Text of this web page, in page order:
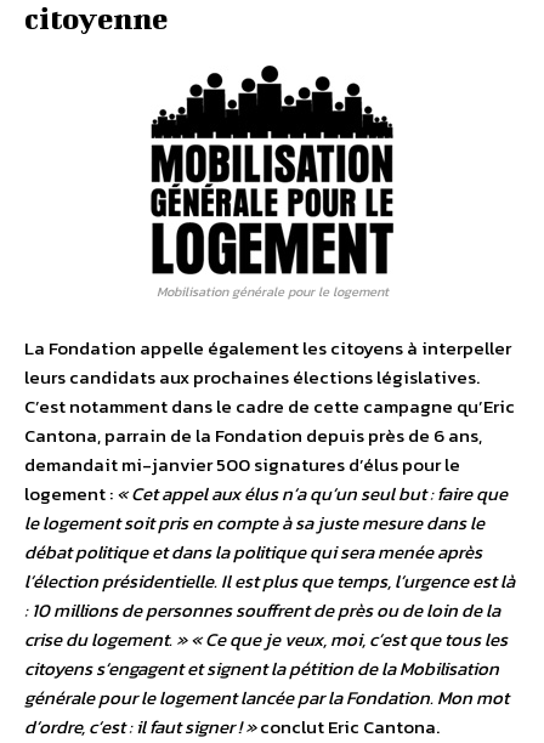
citoyenne
Mobilisation générale pour le logement
La Fondation appelle également les citoyens à interpeller
leurs candidats aux prochaines élections législatives.
C’est notamment dans le cadre de cette campagne qu’Eric
Cantona, parrain de la Fondation depuis près de 6 ans,
demandait mi-janvier 500 signatures d’élus pour le
logement :« Cet appel aux élus n’a qu’un seul but : faire que
le logement soit pris en compte à sa juste mesure dans le
débat politique et dans la politique qui sera menée après
l’élection présidentielle. Il est plus que temps, l’urgence est là
: 10 millions de personnes souffrent de près ou de loin de la
crise du logement. »« Ce que je veux, moi, c’est que tous les
citoyens s’engagent et signent la pétition de la Mobilisation
générale pour le logement lancée par la Fondation. Mon mot
d’ordre, c’est : il faut signer ! »conclut Eric Cantona.